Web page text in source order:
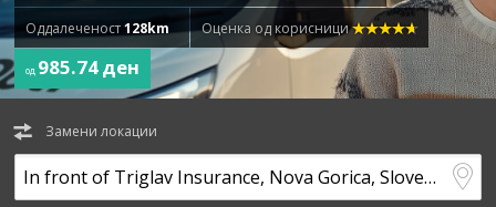
Оддалеченост128km Оценка од корисници
од 985.74 ден
Замени локации